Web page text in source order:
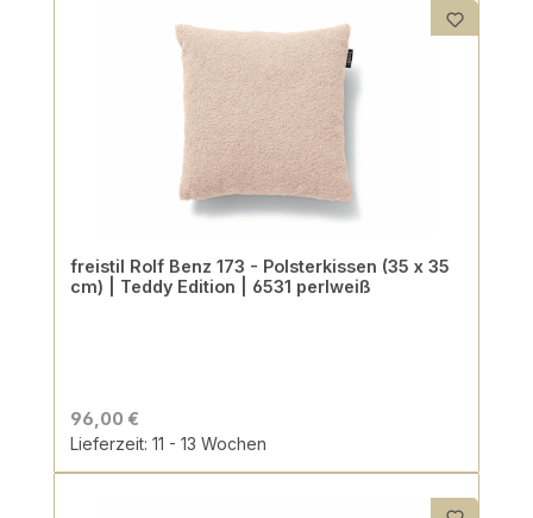
freistil Rolf Benz 173 - Polsterkissen (35 x 35
cm) | Teddy Edition | 6531 perlweiß
96,00 €
Lieferzeit: 11 - 13 Wochen